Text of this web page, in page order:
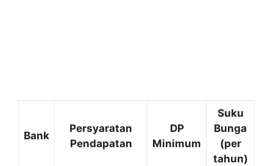
Bank
Persyaratan
Pendapatan
DP
Minimum
Suku
Bunga
(per
tahun)